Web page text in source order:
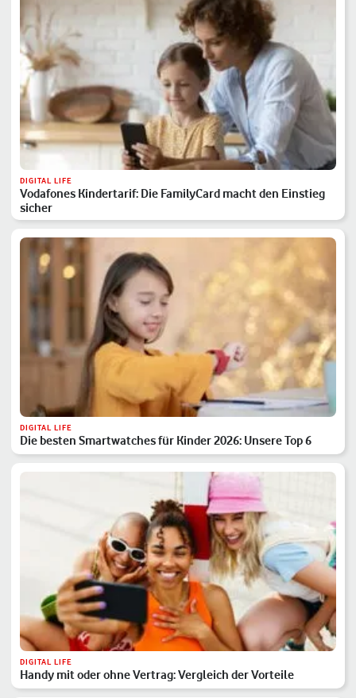
DIGITAL LIFE
Vodafones Kindertarif: Die FamilyCard macht den Einstieg
sicher
DIGITAL LIFE
Die besten Smartwatches für Kinder 2026: Unsere Top 6
DIGITAL LIFE
Handy mit oder ohne Vertrag: Vergleich der Vorteile